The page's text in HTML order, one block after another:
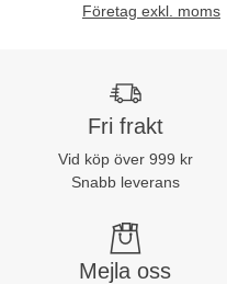
Företag exkl. moms
Fri frakt
Vid köp över 999 kr
Snabb leverans
Mejla oss